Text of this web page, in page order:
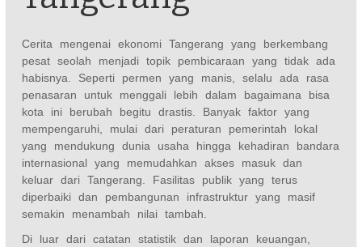
Cerita mengenai ekonomi Tangerang yang berkembang
pesat seolah menjadi topik pembicaraan yang tidak ada
habisnya. Seperti permen yang manis, selalu ada rasa
penasaran untuk menggali lebih dalam bagaimana bisa
kota ini berubah begitu drastis. Banyak faktor yang
mempengaruhi, mulai dari peraturan pemerintah lokal
yang mendukung dunia usaha hingga kehadiran bandara
internasional yang memudahkan akses masuk dan
keluar dari Tangerang. Fasilitas publik yang terus
diperbaiki dan pembangunan infrastruktur yang masif
semakin menambah nilai tambah.
Di luar dari catatan statistik dan laporan keuangan,